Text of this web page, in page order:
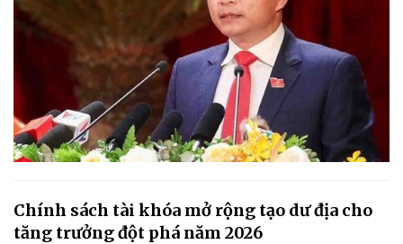
Chính sách tài khóa mở rộng tạo dư địa cho
tăng trưởng đột phá năm 2026